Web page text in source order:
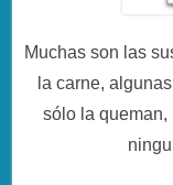
Muchas son las
la carne,
sólo la queman,